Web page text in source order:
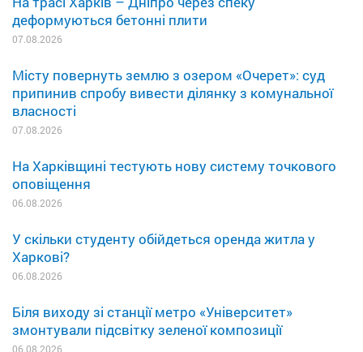
деформуються бетонні плити
07.08.2026
Місту повернуть землю з озером «Очерет»: суд
припинив спробу вивести ділянку з комунальної
власності
07.08.2026
На Харківщині тестують нову систему точкового
оповіщення
06.08.2026
У скільки студенту обійдеться оренда житла у
Харкові?
06.08.2026
Біля виходу зі станції метро «Університет»
змонтували підсвітку зеленої композиції
06.08.2026